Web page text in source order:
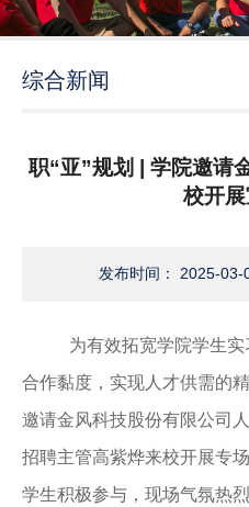
综合新闻
职“亚”规划 | 学院邀请
校开
发布时间： 2025-03-
为有效拓宽学院学生
合作黏度，实现人才供需的
邀请金风科技股份有限公司
招聘主管高紫烨来校开展专
学生积极参与，现场气氛热烈